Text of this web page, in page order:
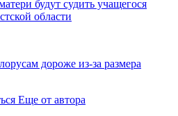
будут судить учащегося
области
дороже из-за размера
Еще от автора